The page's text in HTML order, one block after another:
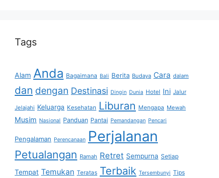
Tags
Alam Anda Bagaimana Bali Berita Budaya Cara dalam
dan dengan Destinasi Dingin Dunia Hotel Ini Jalur
Jelajahi Keluarga Kesehatan Liburan Mengapa Mewah
Musim Nasional Panduan Pantai Pemandangan Pencari
Pengalaman Perencanaan Perjalanan
Petualangan Ramah Retret Sempurna Setiap
Tempat Temukan Teratas Terbaik Tersembunyi Tips